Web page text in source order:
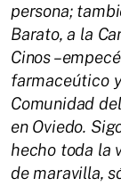
persona;
Barato, a la
Cinos
farmaceútico
Comunidad
en Oviedo.
hecho toda la
de maravilla,